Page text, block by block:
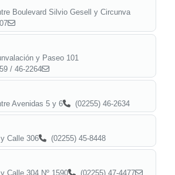
Boulevard Silvio Gesell y Circunva
y Paseo 101
/ 46-2264
Avenidas 5 y 6
(02255) 46-2634
Calle 306
(02255) 45-8448
Calle 304 Nº 1590
(02255) 47-4477